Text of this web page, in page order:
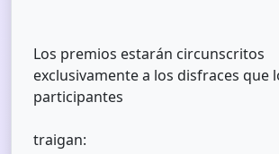
Los premios estarán circunscritos
exclusivamente a los disfraces que
participantes
traigan: